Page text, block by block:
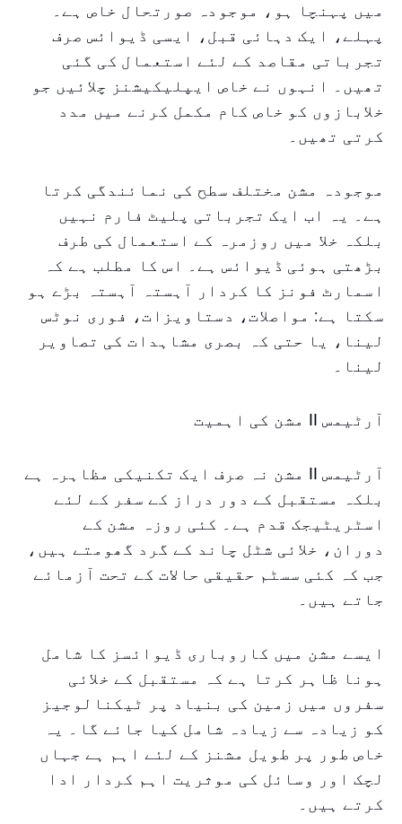
میں پہنچا ہو، موجودہ صورتحال خاص ہے۔
پہلے، ایک دہائی قبل، ایسی ڈیوائس صرف
تجرباتی مقاصد کے لئے استعمال کی گئی
تھیں۔ انہوں نے خاص ایپلیکیشنز چلائیں جو
خلابازوں کو خاص کام مکمل کرنے میں مدد
کرتی تھیں۔
موجودہ مشن مختلف سطح کی نمائندگی کرتا
ہے۔ یہ اب ایک تجرباتی پلیٹ فارم نہیں
بلکہ خلا میں روزمرہ کے استعمال کی طرف
بڑھتی ہوئی ڈیوائس ہے۔ اس کا مطلب ہے کہ
اسمارٹ فونز کا کردار آہستہ آہستہ بڑے ہو
سکتا ہے: مواصلات، دستاویزات، فوری نوٹس
لینا، یا حتی کہ بصری مشاہدات کی تصاویر
لینا۔
آرٹیمس II مشن کی اہمیت
آرٹیمس II مشن نہ صرف ایک تکنیکی مظاہرہ ہے
بلکہ مستقبل کے دور دراز کے سفر کے لئے
اسٹریٹیجک قدم ہے۔ کئی روزہ مشن کے
دوران، خلائی شٹل چاند کے گرد گھومتے ہیں،
جب کہ کئی سسٹم حقیقی حالات کے تحت آزمائے
جاتے ہیں۔
ایسے مشن میں کاروباری ڈیوائسز کا شامل
ہونا ظاہر کرتا ہے کہ مستقبل کے خلائی
سفروں میں زمین کی بنیاد پر ٹیکنالوجیز
کو زیادہ سے زیادہ شامل کیا جائے گا۔ یہ
خاص طور پر طویل مشنز کے لئے اہم ہے جہاں
لچک اور وسائل کی موثریت اہم کردار ادا
کرتے ہیں۔